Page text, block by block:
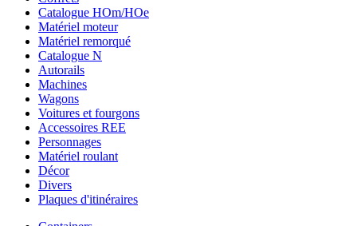
Catalogue HOm/HOe
Matériel moteur
Matériel remorqué
Catalogue N
Autorails
Machines
Wagons
Voitures et fourgons
Accessoires REE
Personnages
Matériel roulant
Décor
Divers
Plaques d'itinéraires